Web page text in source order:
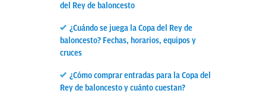
del Rey de baloncesto
¿Cuándo se juega la Copa del Rey de
baloncesto? Fechas, horarios, equipos y
cruces
¿Cómo comprar entradas para la Copa del
Rey de baloncesto y cuánto cuestan?